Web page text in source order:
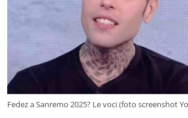
Fedez a Sanremo 2025? Le voci (foto screenshot